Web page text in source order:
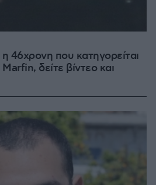
46χρονη που κατηγορείται
δείτε βίντεο και